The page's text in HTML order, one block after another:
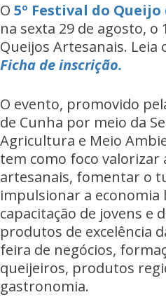
O 5º Festival do Queijo
na sexta 29 de agosto, o
Queijos Artesanais. Leia
Ficha de inscrição.
O evento, promovido
de Cunha por meio da
Agricultura e Meio
tem como foco valorizar
artesanais, fomentar o
impulsionar a economia
capacitação de jovens e
produtos de excelência
feira de negócios,
queijeiros, produtos
gastronomia.